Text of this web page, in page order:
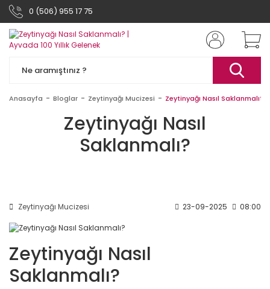
0 (506) 955 17 75
Anasayfa Bloglar Zeytinyağı Mucizesi Zeytinyağı Nasıl Saklanmalı?
Zeytinyağı Nasıl
Saklanmalı?
Zeytinyağı Mucizesi 23-09-2025 08:00
Zeytinyağı Nasıl
Saklanmalı?